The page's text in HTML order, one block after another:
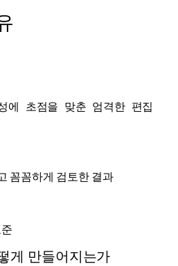
에 초점을 맞춘 엄격한 편집
꼼꼼하게 검토한 결과
게 만들어지는가